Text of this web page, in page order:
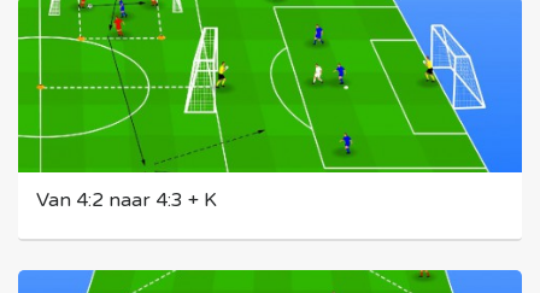
Van 4:2 naar 4:3 + K